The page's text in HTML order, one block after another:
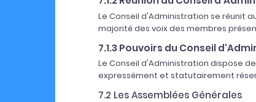
Le Conseil d'Administration se réunit
majorité des voix des membres
7.1.3 Pouvoirs du Conseil
Le Conseil d'Administration dispose
expressément et statutairement
7.2 Les Assemblées Générales